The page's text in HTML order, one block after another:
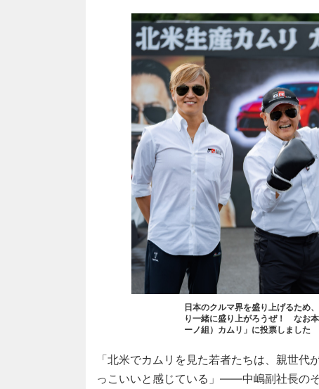
日本のクルマ界を盛り上げるため
り一緒に盛り上がろうぜ！ なお
ーノ組）カムリ」に投票しました
「北米でカムリを見た若者たちは、親世
っこいいと感じている」——中嶋副社長の